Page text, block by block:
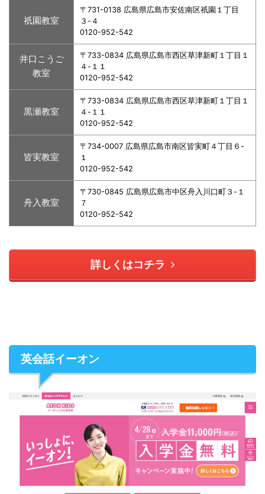
祇園教室
〒731-0138 広島県広島市安佐南区祇園１丁目
３-４
0120-952-542
井口こうご
教室
〒733-0834 広島県広島市西区草津新町１丁目１
４-１１
0120-952-542
黒瀬教室
〒733-0834 広島県広島市西区草津新町１丁目１
４-１１
0120-952-542
皆実教室
〒734-0007 広島県広島市南区皆実町４丁目６-
１
0120-952-542
舟入教室
〒730-0845 広島県広島市中区舟入川口町３-１
７
0120-952-542
詳しくはコチラ
英会話イーオン